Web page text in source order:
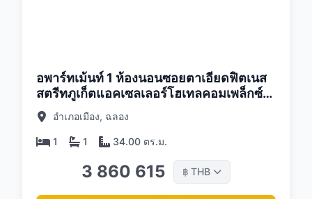
อพาร์ทเม้นท์ 1 ห้องนอนซอยตาเอียดฟิตเนส
สตรีทภูเก็ตแอคเซลเลอร์โฮเทลคอมเพล็กซ์
แอนด์เรสซิเดนซ์
อำเภอเมือง, ฉลอง
1 1 34.00 ตร.ม.
3 860 615 ฿ THB